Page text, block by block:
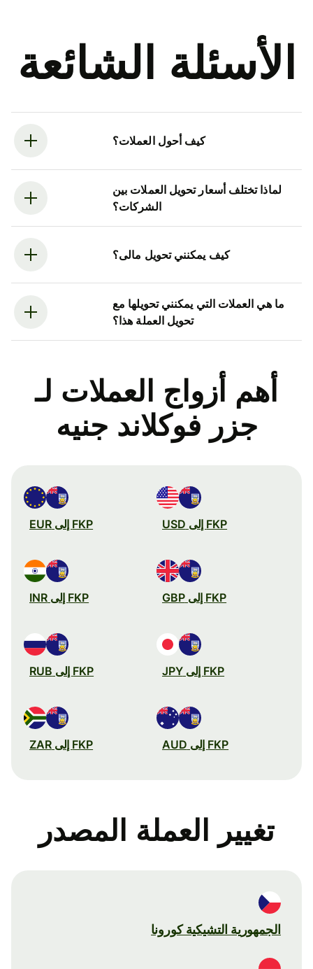
الأسئلة الشائعة
كيف أحول العملات؟
لماذا تختلف أسعار تحويل العملات بين
الشركات؟
كيف يمكنني تحويل مالى؟
ما هي العملات التي يمكنني تحويلها مع
تحويل العملة هذا؟
أهم أزواج العملات لـ
جزر فوكلاند جنيه
FKP إلى USD FKP إلى EUR
FKP إلى GBP FKP إلى INR
FKP إلى JPY FKP إلى RUB
FKP إلى AUD FKP إلى ZAR
تغيير العملة المصدر
الجمهورية التشيكية كورونا